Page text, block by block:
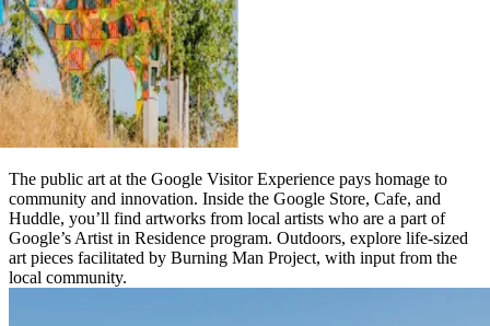
The public art at the Google Visitor Experience pays homage to
community and innovation. Inside the Google Store, Cafe, and
Huddle, you’ll find artworks from local artists who are a part of
Google’s Artist in Residence program. Outdoors, explore life-sized
art pieces facilitated by Burning Man Project, with input from the
local community.